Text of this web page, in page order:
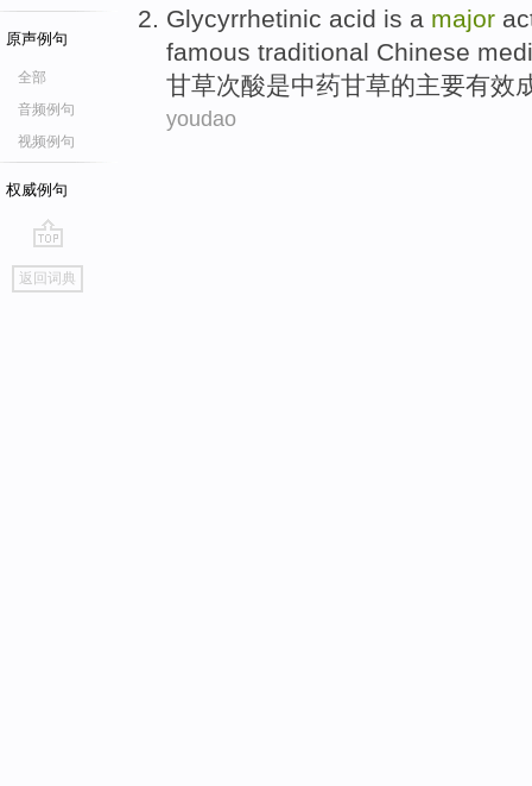
原声例句
全部
音频例句
视频例句
权威例句
go
top
返回词典
Glycyrrhetinic acid is a major
famous traditional Chinese
甘草次酸是中药甘草的主要有效
youdao